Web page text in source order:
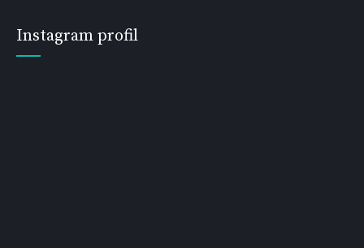
Instagram profil